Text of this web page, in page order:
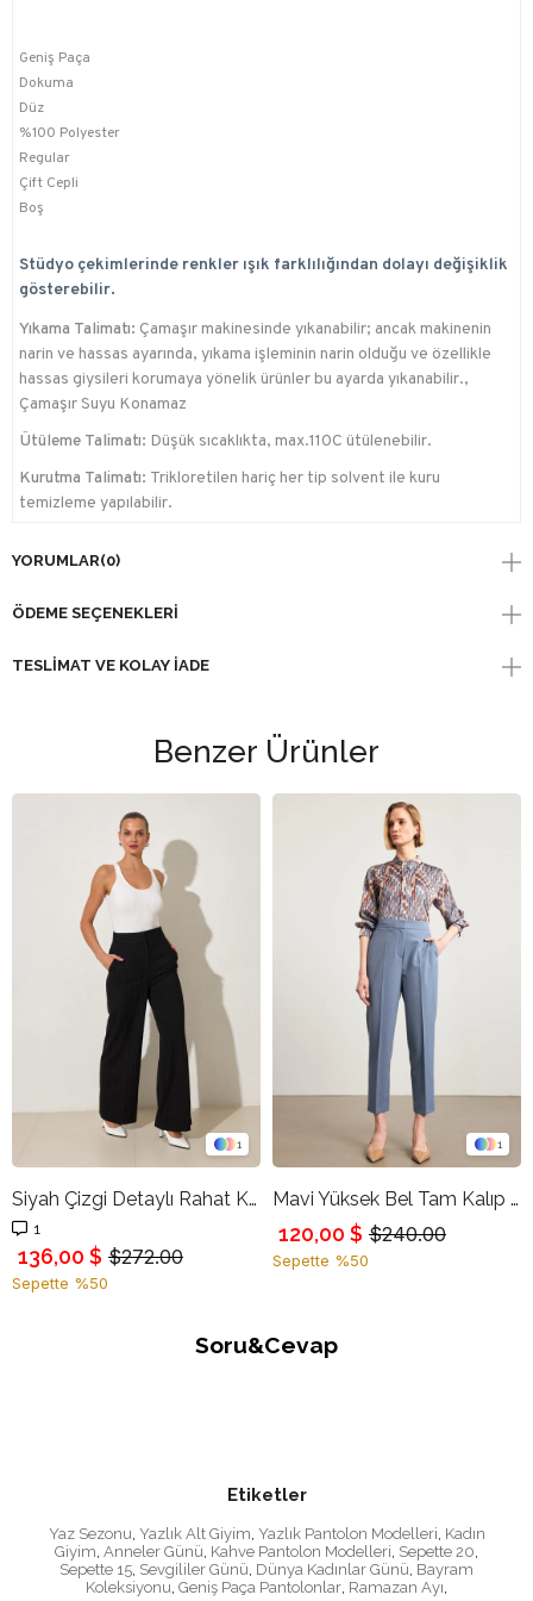
Geniş Paça
Dokuma
Düz
%100 Polyester
Regular
Çift Cepli
Boş
Stüdyo çekimlerinde renkler ışık farklılığından dolayı değişiklik
gösterebilir.
Yıkama Talimatı: Çamaşır makinesinde yıkanabilir; ancak makinenin
narin ve hassas ayarında, yıkama işleminin narin olduğu ve özellikle
hassas giysileri korumaya yönelik ürünler bu ayarda yıkanabilir.,
Çamaşır Suyu Konamaz
Ütüleme Talimatı: Düşük sıcaklıkta, max.110C ütülenebilir.
Kurutma Talimatı: Trikloretilen hariç her tip solvent ile kuru
temizleme yapılabilir.
YORUMLAR(0)
ÖDEME SEÇENEKLERI
TESLIMAT VE KOLAY İADE
Benzer Ürünler
1
Siyah Çizgi Detaylı Rahat Kesim Pantolon
1
$272.00
136,00 $
Sepette %50
1
Mavi Yüksek Bel Tam Kalıp Pantolon
$240.00
120,00 $
Sepette %50
Soru&Cevap
Etiketler
Yaz Sezonu, Yazlık Alt Giyim, Yazlık Pantolon Modelleri, Kadın
Giyim, Anneler Günü, Kahve Pantolon Modelleri, Sepette 20,
Sepette 15, Sevgililer Günü, Dünya Kadınlar Günü, Bayram
Koleksiyonu, Geniş Paça Pantolonlar, Ramazan Ayı,